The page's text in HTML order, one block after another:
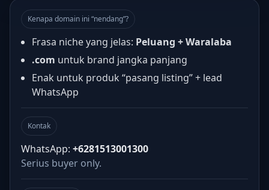
Kenapa domain ini “nendang”?
Frasa niche yang jelas: Peluang + Waralaba
.com untuk brand jangka panjang
Enak untuk produk “pasang listing” + lead
WhatsApp
Kontak
WhatsApp: +6281513001300
Serius buyer only.